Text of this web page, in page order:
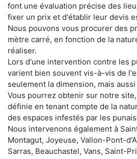
font une évaluation précise des
fixer un prix et d'établir leur devis
Nous pouvons vous procurer des
mètre carré, en fonction de la
réaliser.
Lors d'une intervention contre les
varient bien souvent vis-à-vis de
seulement la dimension, mais
Vous pourrez obtenir sur notre
définie en tenant compte de la
des espaces infestés par les
Nous intervenons également à
Montagut, Joyeuse, Vallon-Pont-
Sarras, Beauchastel, Vans, Saint-